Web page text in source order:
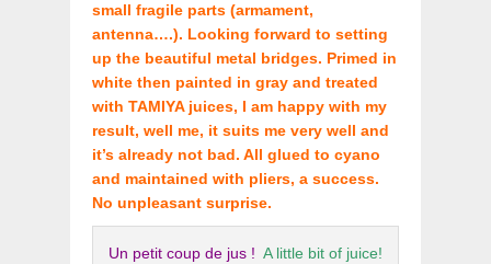
small fragile parts (armament,
antenna….). Looking forward to setting
up the beautiful metal bridges. Primed in
white then painted in gray and treated
with TAMIYA juices, I am happy with my
result, well me, it suits me very well and
it’s already not bad. All glued to cyano
and maintained with pliers, a success.
No unpleasant surprise.
Un petit coup de jus ! A little bit of juice!